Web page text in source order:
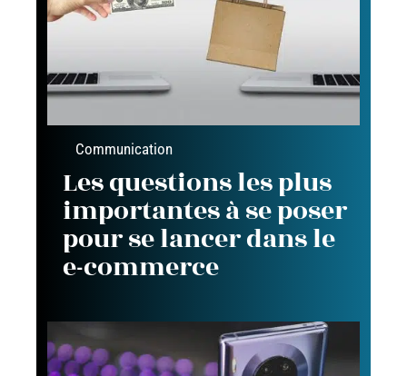
Communication
Les questions les plus
importantes à se poser
pour se lancer dans le
e-commerce